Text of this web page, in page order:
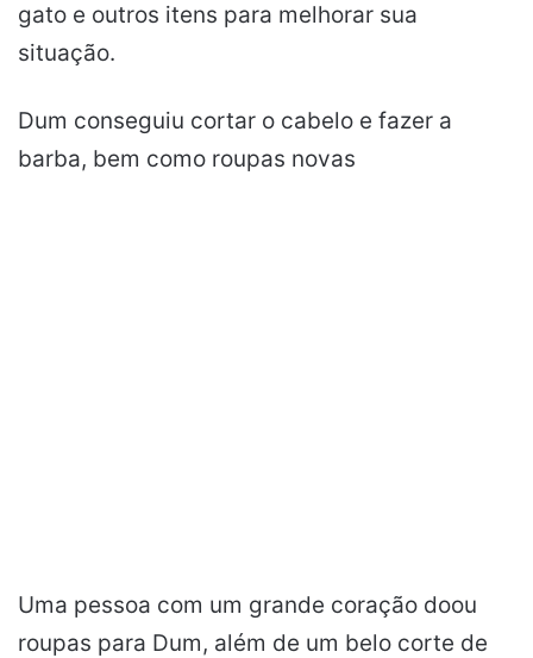
gato e outros itens para melhorar sua
situação.
Dum conseguiu cortar o cabelo e fazer a
barba, bem como roupas novas
Uma pessoa com um grande coração doou
roupas para Dum, além de um belo corte de